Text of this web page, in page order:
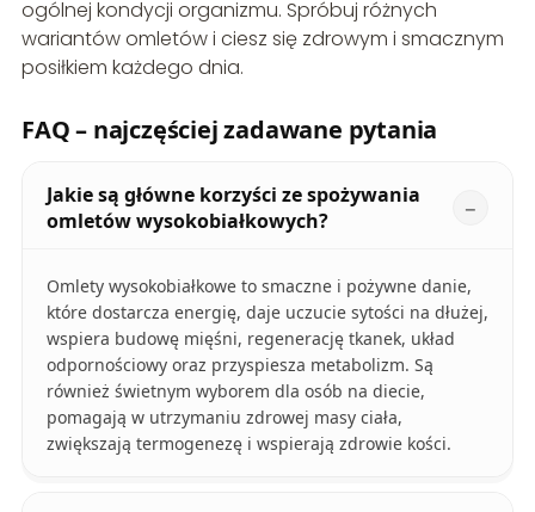
ogólnej kondycji organizmu. Spróbuj różnych
wariantów omletów i ciesz się zdrowym i smacznym
posiłkiem każdego dnia.
FAQ – najczęściej zadawane pytania
Jakie są główne korzyści ze spożywania
omletów wysokobiałkowych?
Omlety wysokobiałkowe to smaczne i pożywne danie,
które dostarcza energię, daje uczucie sytości na dłużej,
wspiera budowę mięśni, regenerację tkanek, układ
odpornościowy oraz przyspiesza metabolizm. Są
również świetnym wyborem dla osób na diecie,
pomagają w utrzymaniu zdrowej masy ciała,
zwiększają termogenezę i wspierają zdrowie kości.